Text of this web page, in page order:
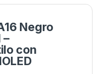
Negro
–
con